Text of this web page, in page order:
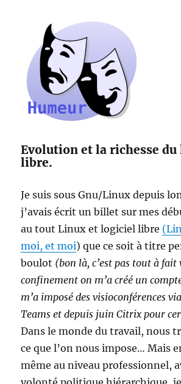
Evolution et la richesse
libre.
Je suis sous Gnu/Linux depuis
j’avais écrit un billet sur mes
au tout Linux et logiciel libre
moi, et moi) que ce soit à titre
boulot (bon là, c’est pas tout à fait
confinement on m’a créé un
m’a imposé des visioconférences
Teams et depuis juin Citrix pour
Dans le monde du travail, nous
ce que l’on nous impose… Mais
même au niveau professionnel,